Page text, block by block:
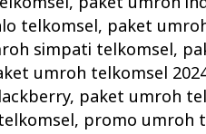
telkomsel, paket
simpati telkomsel,
umroh telkomsel
, paket umroh
, promo umroh